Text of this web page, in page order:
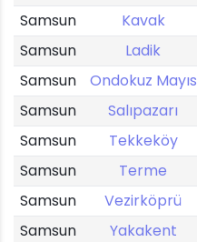
Samsun
Kavak
Samsun
Ladik
Samsun
Ondokuz Mayıs
Samsun
Salıpazarı
Samsun
Tekkeköy
Samsun
Terme
Samsun
Vezirköprü
Samsun
Yakakent